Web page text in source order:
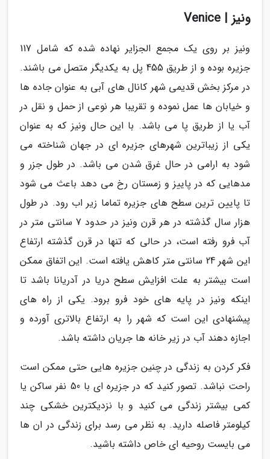
ونیز | Venice
ونیز بر روی یک مجمع الجزایر نهاده شده که شامل 117
جزیره بوده و از طریق 455 پل به یکدیگر متصل می باشند.
در مرکز بخش قدیمی شهر کانال های آبی به عنوان جاده ها
و خیابان ها عمل نموده و تقریبا هر نوعی از حمل و نقل در
آب یا از طریق پا می باشد. با این حال ونیز که به عنوان
یکی از زیباترین شهرهای جزیره ای در جهان شناخته می
شود به ارامی در حال غرق شدن می باشد. در طول جزر و
مدهایی که در پاییز و زمستان رخ می دهد باعث می شود
تا پایین ترین سطح های جزیره تماما زیر اب رود. در طول
هزار سال گذشته در هر قرن ونیز در حدود 7 سانتی متر در
آب فرو رفته است، در حالی که تنها در قرن گذشته ارتفاع
این شهر 24 سانتی متر کاهش یافته است. این اتفاق ممکن
است بیشتر به علت افزایش سطح دریا در آدریانا باشد تا
اینکه ونیز در پایه های خود فرو برود. یکی از راه های
پیشنهادی این است که شهر را به ارتفاع بالاتری آورده و
اجازه دهند آب در زیر خانه ها جریان داشته باشد.
فکر کردن به زندگی در چنین جزیره هایی حتی ممکن است
راحت نباشد. تصور کنید که در جزیره ای با 50 نفر ساکن یا
کمی بیشتر زندگی می کنید و با نزدیکترین خشکی چند
کیلومتر فاصله دارید. به نظر می رسد برای زندگی در ان ها
می بایست روحیه ای خاص داشته باشید.